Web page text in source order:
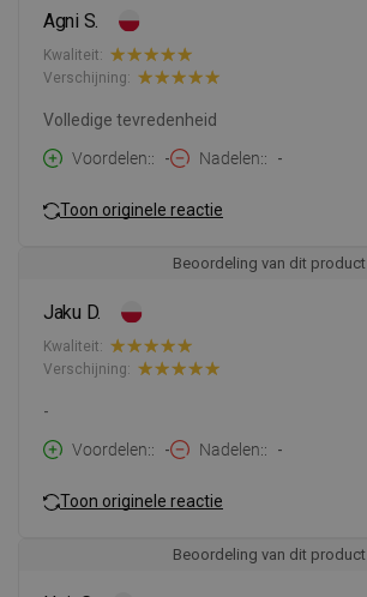
Agni S.
Kwaliteit:
Verschijning:
Volledige tevredenheid
Voordelen:
- Nadelen: -
Toon originele reactie
Beoordeling van dit product
Jaku D.
Kwaliteit:
Verschijning:
-
Voordelen:
- Nadelen: -
Toon originele reactie
Beoordeling van dit product